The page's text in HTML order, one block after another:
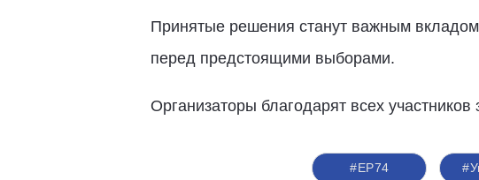
Принятые решения станут важным вкладом
перед предстоящими выборами.
Организаторы благодарят всех
#ЕР74